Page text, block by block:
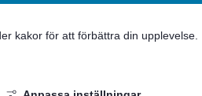
kakor för att förbättra din upplevelse.